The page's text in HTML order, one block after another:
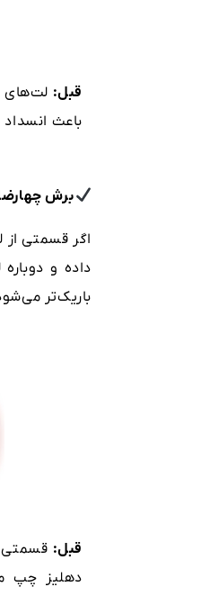
قبل: لت‌های
باعث
برش
اگر قسمتی
داده و
باریک‌تر
قبل: قسمتی
دهلیز چپ